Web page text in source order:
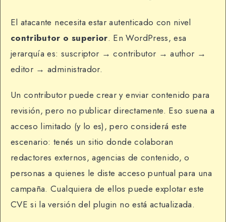
El atacante necesita estar autenticado con nivel
contributor o superior. En WordPress, esa
jerarquía es: suscriptor → contributor → author →
editor → administrador.
Un contributor puede crear y enviar contenido para
revisión, pero no publicar directamente. Eso suena a
acceso limitado (y lo es), pero considerá este
escenario: tenés un sitio donde colaboran
redactores externos, agencias de contenido, o
personas a quienes le diste acceso puntual para una
campaña. Cualquiera de ellos puede explotar este
CVE si la versión del plugin no está actualizada.